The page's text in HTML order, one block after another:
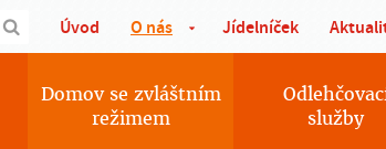
Úvod O nás Jídelníček
Domov se zvláštním
režimem
služby